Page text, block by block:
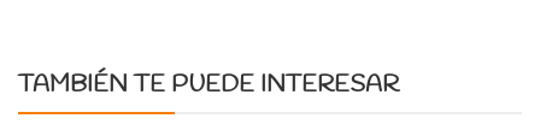
TAMBIÉN TE PUEDE INTERESAR